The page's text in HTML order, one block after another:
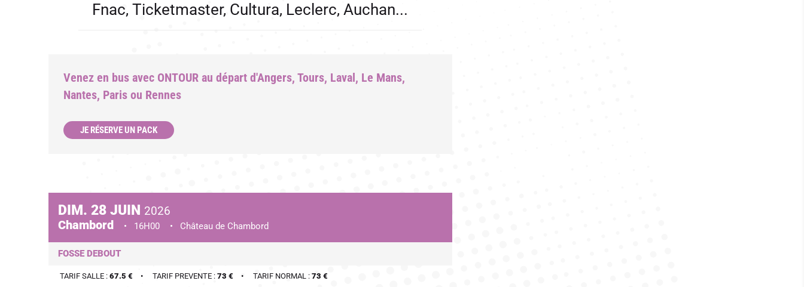
Fnac, Ticketmaster, Cultura, Leclerc, Auchan...
Venez en bus avec ONTOUR au départ d'Angers, Tours, Laval, Le Mans,
Nantes, Paris ou Rennes
JE RÉSERVE UN PACK
DIM. 28 JUIN 2026
Chambord
16H00 Château de Chambord
FOSSE DEBOUT
TARIF SALLE : 67.5 € TARIF PREVENTE : 73 € TARIF NORMAL : 73 €